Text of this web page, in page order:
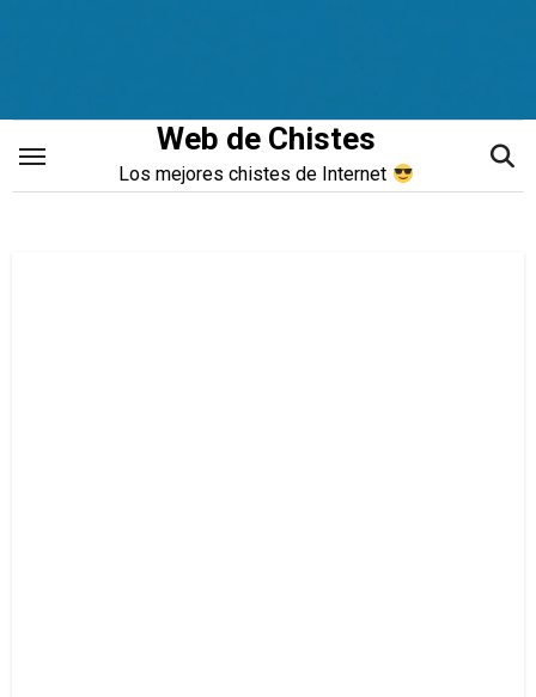
Web de Chistes
Los mejores chistes de Internet